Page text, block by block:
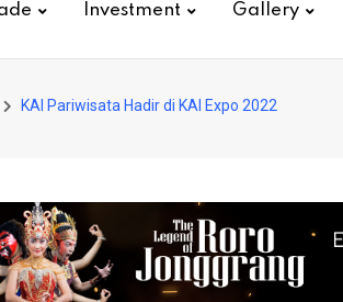
Investment Gallery
KAI Pariwisata Hadir di KAI Expo 2022